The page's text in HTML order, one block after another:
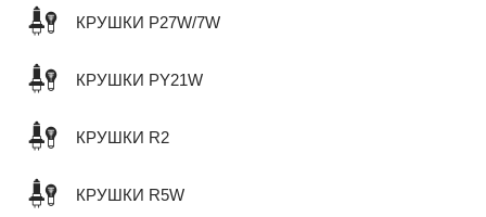
КРУШКИ P27W/7W
КРУШКИ PY21W
КРУШКИ R2
КРУШКИ R5W